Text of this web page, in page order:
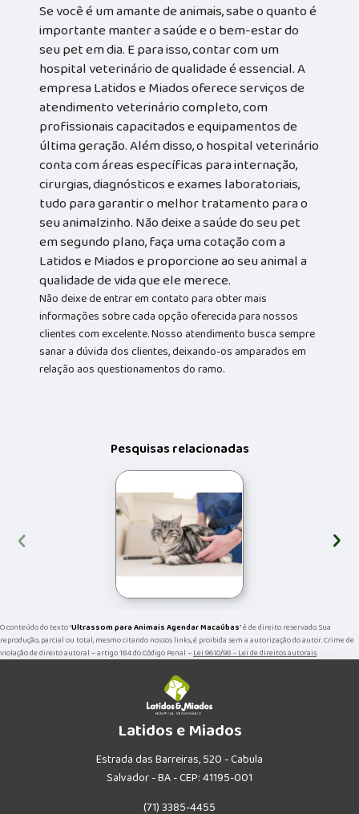
Se você é um amante de animais, sabe o quanto é
importante manter a saúde e o bem-estar do
seu pet em dia. E para isso, contar com um
hospital veterinário de qualidade é essencial. A
empresa Latidos e Miados oferece serviços de
atendimento veterinário completo, com
profissionais capacitados e equipamentos de
última geração. Além disso, o hospital veterinário
conta com áreas específicas para internação,
cirurgias, diagnósticos e exames laboratoriais,
tudo para garantir o melhor tratamento para o
seu animalzinho. Não deixe a saúde do seu pet
em segundo plano, faça uma cotação com a
Latidos e Miados e proporcione ao seu animal a
qualidade de vida que ele merece.
Não deixe de entrar em contato para obter mais
informações sobre cada opção oferecida para nossos
clientes com excelente. Nosso atendimento busca sempre
sanar a dúvida dos clientes, deixando-os amparados em
relação aos questionamentos do ramo.
Pesquisas relacionadas
‹ ›
O conteúdo do texto "Ultrassom para Animais Agendar Macaúbas" é de direito reservado. Sua
reprodução, parcial ou total, mesmo citando nossos links, é proibida sem a autorização do autor. Crime de
violação de direito autoral – artigo 184 do Código Penal –Lei 9610/98 - Lei de direitos autorais.
Latidos e Miados
Estrada das Barreiras, 520 - Cabula
Salvador - BA - CEP: 41195-001
(71) 3385-4455